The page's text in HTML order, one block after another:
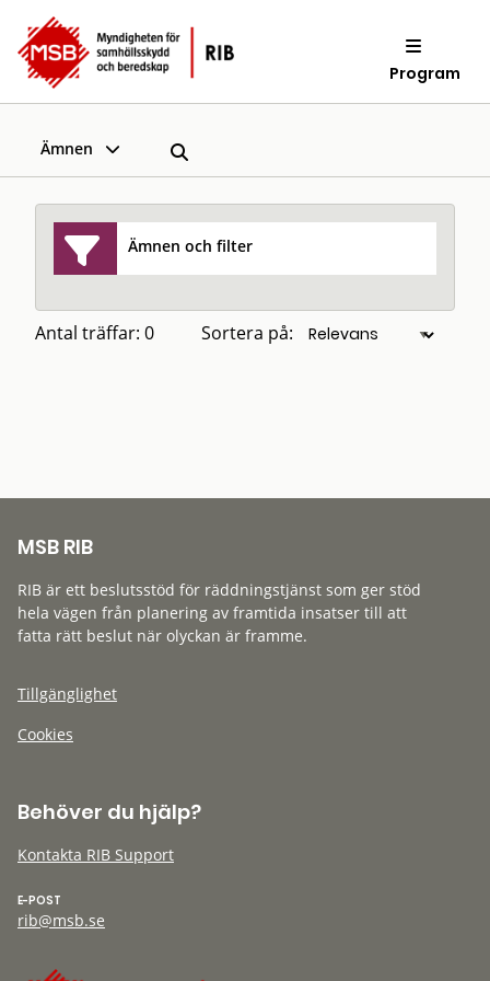
Program
Ämnen
Ämnen och filter
Antal träffar: 0 Sortera på:
MSB RIB
RIB är ett beslutsstöd för räddningstjänst som ger stöd
hela vägen från planering av framtida insatser till att
fatta rätt beslut när olyckan är framme.
Tillgänglighet
Cookies
Behöver du hjälp?
Kontakta RIB Support
E-POST
rib@msb.se